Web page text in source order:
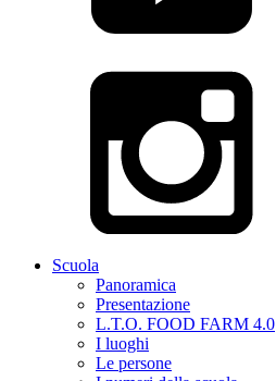
Scuola
Panoramica
Presentazione
L.T.O. FOOD FARM 4.0
I luoghi
Le persone